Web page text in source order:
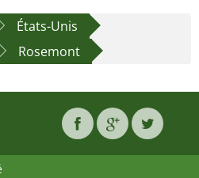
États-Unis
Rosemont